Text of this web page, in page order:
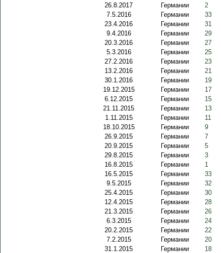
26.8.2017
Германии
2
7.5.2016
Германии
33
23.4.2016
Германии
31
9.4.2016
Германии
29
20.3.2016
Германии
27
5.3.2016
Германии
25
27.2.2016
Германии
23
13.2.2016
Германии
21
30.1.2016
Германии
19
19.12.2015
Германии
17
6.12.2015
Германии
15
21.11.2015
Германии
13
1.11.2015
Германии
11
18.10.2015
Германии
9
26.9.2015
Германии
7
20.9.2015
Германии
5
29.8.2015
Германии
3
16.8.2015
Германии
1
16.5.2015
Германии
33
9.5.2015
Германии
32
25.4.2015
Германии
30
12.4.2015
Германии
28
21.3.2015
Германии
26
6.3.2015
Германии
24
20.2.2015
Германии
22
7.2.2015
Германии
20
31.1.2015
Германии
18